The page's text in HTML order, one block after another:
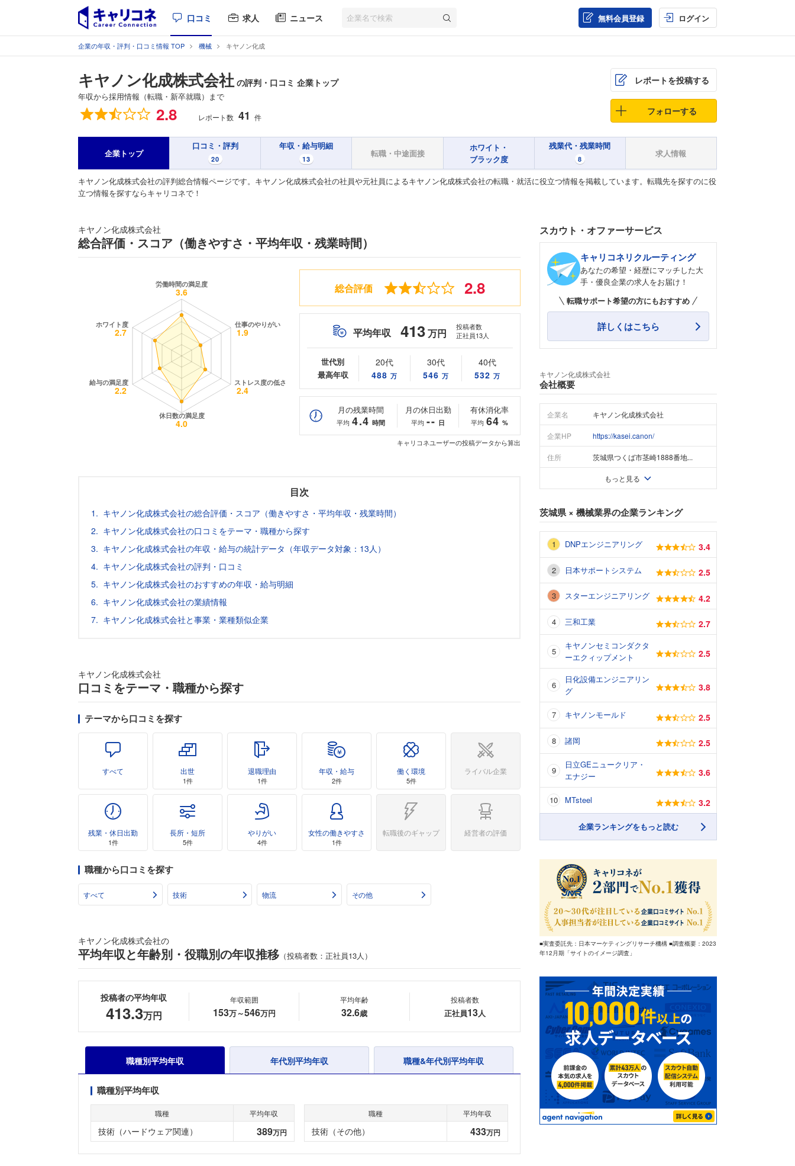
口コミ 求人 ニュース 無料会員登録 ログイン
企業の年収・評判・口コミ情報 TOP 機械 キヤノン化成
キヤノン化成株式会社 の評判・口コミ 企業トップ
年収から採用情報（転職・新卒就職）まで
総合評価 2.8 レポート数 41 件
レポートを投稿する
フォローする
企業トップ
口コミ・評判
20
年収・給与明細
13
転職・中途面接
ホワイト・
ブラック度
残業代・残業時間
8
求人情報
キヤノン化成株式会社の評判総合情報ページです。キヤノン化成株式会社の社員や元社員によるキヤノン化成株式会社の転職・就活に役立つ情報を掲載しています。転職先を探すのに役
立つ情報を探すならキャリコネで！
キヤノン化成株式会社
総合評価・スコア（働きやすさ・平均年収・残業時間）
総合評価 2.8
平均年収 413万円
投稿者数
正社員13人
世代別
最高年収
20代
488 万
30代
546 万
40代
532 万
月の残業時間
平均 4.4 時間
月の休日出勤
平均 -- 日
有休消化率
平均 64 %
キャリコネユーザーの投稿データから算出
目次
キヤノン化成株式会社の総合評価・スコア（働きやすさ・平均年収・残業時間）
キヤノン化成株式会社の口コミをテーマ・職種から探す
キヤノン化成株式会社の年収・給与の統計データ（年収データ対象：13人）
キヤノン化成株式会社の評判・口コミ
キヤノン化成株式会社のおすすめの年収・給与明細
キヤノン化成株式会社の業績情報
キヤノン化成株式会社と事業・業種類似企業
キヤノン化成株式会社
口コミをテーマ・職種から探す
テーマから口コミを探す
すべて 出世
1件
退職理由
1件
年収・給与
2件
働く環境
5件
ライバル企業
残業・休日出勤
1件
長所・短所
5件
やりがい
4件
女性の働きやすさ
1件
転職後のギャップ 経営者の評価
職種から口コミを探す
すべて 技術 物流 その他
キヤノン化成株式会社の
平均年収と年齢別・役職別の年収推移 （投稿者数：正社員13人）
投稿者の平均年収
413.3万円
年収範囲
153万～546万円
平均年齢
32.6歳
投稿者数
正社員13人
職種別平均年収 年代別平均年収 職種&年代別平均年収
職種別平均年収
職種 平均年収
技術（ハードウェア関連） 389万円
職種 平均年収
技術（その他） 433万円
スカウト・オファーサービス
キャリコネリクルーティング
あなたの希望・経歴にマッチした大
手・優良企業の求人をお届け！
転職サポート希望の方にもおすすめ
詳しくはこちら
キヤノン化成株式会社
会社概要
企業名 キヤノン化成株式会社
企業HP https://kasei.canon/
住所 茨城県つくば市茎崎1888番地...
もっと見る
茨城県× 機械業界の企業ランキング
DNPエンジニアリング 3.4
日本サポートシステム 2.5
スターエンジニアリング 4.2
三和工業 2.7
キヤノンセミコンダクタ
ーエクィップメント
2.5
日化設備エンジニアリン
グ
3.8
キヤノンモールド 2.5
諸岡 2.5
日立GEニュークリア・
エナジー
3.6
MTsteel 3.2
企業ランキングをもっと読む
■実査委託先：日本マーケティングリサーチ機構 ■調査概要：2023
年12月期「サイトのイメージ調査」